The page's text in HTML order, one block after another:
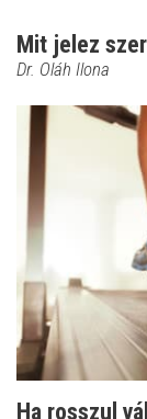
Mit jelez
Dr. Oláh Ilona
Ha rosszul